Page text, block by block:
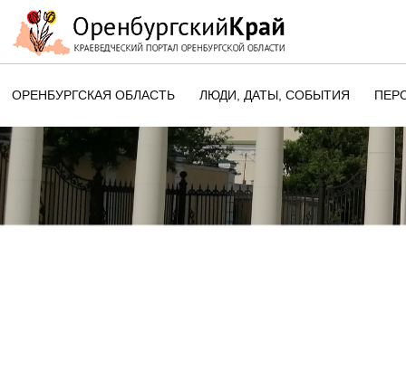
ОРЕНБУРГСКАЯ ОБЛАСТЬ ЛЮДИ, ДАТЫ, CОБЫТИЯ
ЭТОТ ДЕНЬ В ИСТОРИИ
ОРЕНБУРГСКОГО КРАЯ
ПАМЯТНЫЕ ДАТЫ
ОБЛАСТИ